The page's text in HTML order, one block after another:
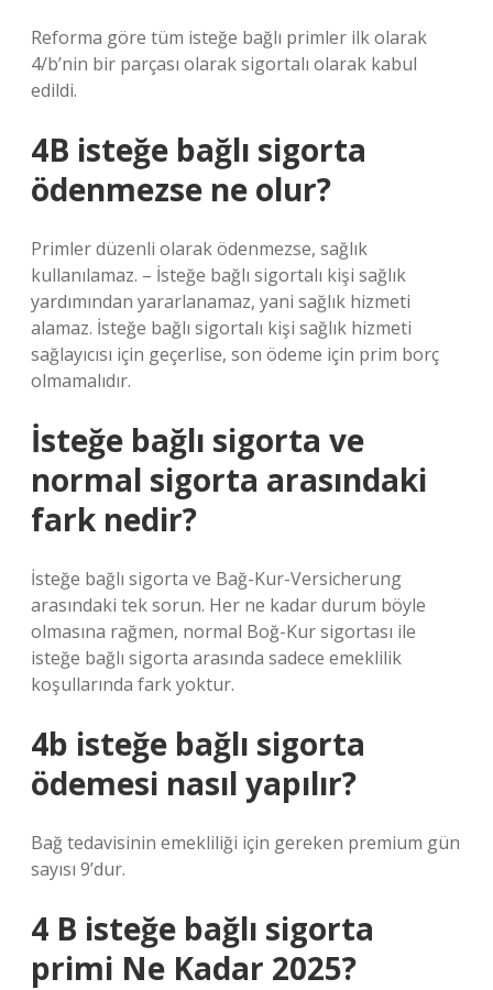
Reforma göre tüm isteğe bağlı primler ilk olarak
4/b’nin bir parçası olarak sigortalı olarak kabul
edildi.
4B isteğe bağlı sigorta
ödenmezse ne olur?
Primler düzenli olarak ödenmezse, sağlık
kullanılamaz. – İsteğe bağlı sigortalı kişi sağlık
yardımından yararlanamaz, yani sağlık hizmeti
alamaz. İsteğe bağlı sigortalı kişi sağlık hizmeti
sağlayıcısı için geçerlise, son ödeme için prim borç
olmamalıdır.
İsteğe bağlı sigorta ve
normal sigorta arasındaki
fark nedir?
İsteğe bağlı sigorta ve Bağ-Kur-Versicherung
arasındaki tek sorun. Her ne kadar durum böyle
olmasına rağmen, normal Boğ-Kur sigortası ile
isteğe bağlı sigorta arasında sadece emeklilik
koşullarında fark yoktur.
4b isteğe bağlı sigorta
ödemesi nasıl yapılır?
Bağ tedavisinin emekliliği için gereken premium gün
sayısı 9’dur.
4 B isteğe bağlı sigorta
primi Ne Kadar 2025?